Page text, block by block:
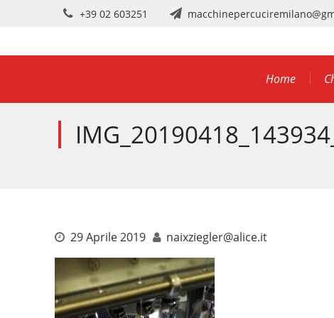
+39 02 603251
Home
29 Aprile 2019 naixziegler@alice.it